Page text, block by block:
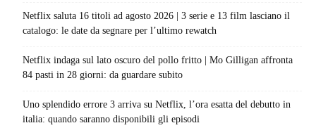
Netflix saluta 16 titoli ad agosto 2026 | 3 serie e 13 film lasciano il
catalogo: le date da segnare per l’ultimo rewatch
Netflix indaga sul lato oscuro del pollo fritto | Mo Gilligan affronta
84 pasti in 28 giorni: da guardare subito
Uno splendido errore 3 arriva su Netflix, l’ora esatta del debutto in
italia: quando saranno disponibili gli episodi